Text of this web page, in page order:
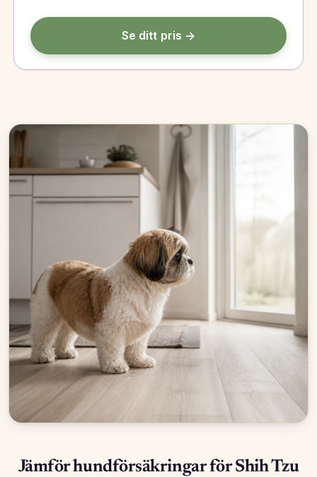
Se ditt pris →
Jämför hundförsäkringar för Shih Tzu